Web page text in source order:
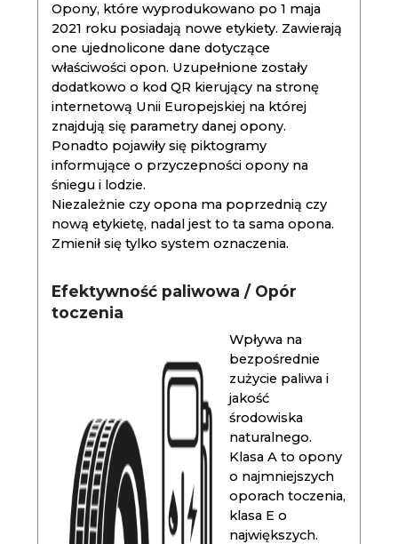
Opony, które wyprodukowano po 1 maja
2021 roku posiadają nowe etykiety. Zawierają
one ujednolicone dane dotyczące
właściwości opon. Uzupełnione zostały
dodatkowo o kod QR kierujący na stronę
internetową Unii Europejskiej na której
znajdują się parametry danej opony.
Ponadto pojawiły się piktogramy
informujące o przyczepności opony na
śniegu i lodzie.
Niezależnie czy opona ma poprzednią czy
nową etykietę, nadal jest to ta sama opona.
Zmienił się tylko system oznaczenia.
Efektywność paliwowa / Opór
toczenia
Wpływa na
bezpośrednie
zużycie paliwa i
jakość
środowiska
naturalnego.
Klasa A to opony
o najmniejszych
oporach toczenia,
klasa E o
największych.